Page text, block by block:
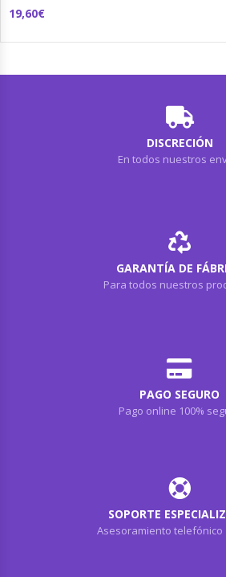
19,60€
DISCRECIÓN
En todos nuestros
GARANTÍA DE
Para todos nuestros
PAGO SEGURO
Pago online 100%
SOPORTE
Asesoramiento telefónico